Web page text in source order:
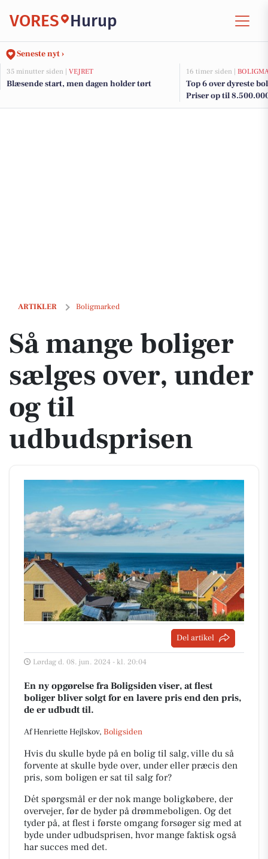
VORES Hurup
Seneste nyt ›
35 minutter siden | VEJRET
Blæsende start, men dagen holder tørt
16 timer siden |
Top 6 over dyreste
Priser op til
ARTIKLER Boligmarked
Så mange boliger sælges over, under og til udbudsprisen
Så mange boliger
sælges over, under
og til
udbudsprisen
Del artikel
Lørdag d. 08. jun. 2024 - kl. 20:04
En ny opgørelse fra Boligsiden viser, at flest
boliger bliver solgt for en lavere pris end den pris,
de er udbudt til.
Af Henriette Hejlskov, Boligsiden
Hvis du skulle byde på en bolig til salg, ville du så
forvente at skulle byde over, under eller præcis den
pris, som boligen er sat til salg for?
Dét spørgsmål er der nok mange boligkøbere, der
overvejer, før de byder på drømmeboligen. Og det
tyder på, at flest i første omgang forsøger sig med at
byde under udbudsprisen, hvor mange faktisk også
har succes med det.